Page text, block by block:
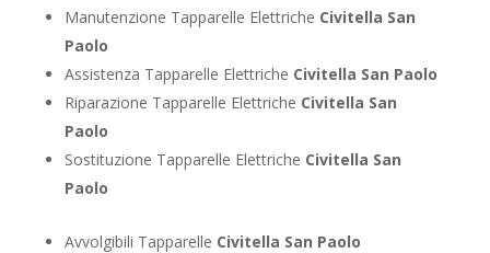
Manutenzione Tapparelle Elettriche Civitella San
Paolo
Assistenza Tapparelle Elettriche Civitella San Paolo
Riparazione Tapparelle Elettriche Civitella San
Paolo
Sostituzione Tapparelle Elettriche Civitella San
Paolo
Avvolgibili Tapparelle Civitella San Paolo